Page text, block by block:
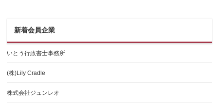
新着会員企業
いとう行政書士事務所
(株)Lily Cradle
株式会社ジュンレオ